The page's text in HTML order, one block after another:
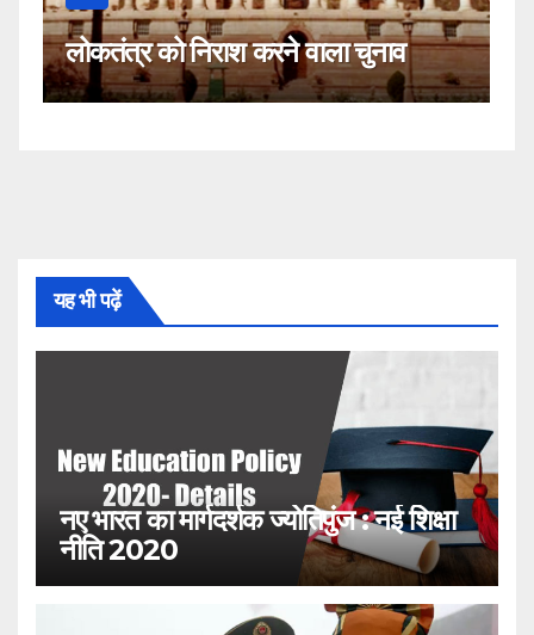
कहीं यह सीजेआई के खिलाफ साजिश तो
नहीं!
यह भी पढ़ें
नए भारत का मार्गदर्शक ज्योतिपुंज : नई शिक्षा
नीति 2020